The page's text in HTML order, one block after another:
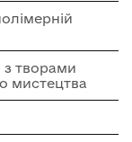
з творами
мистецтва